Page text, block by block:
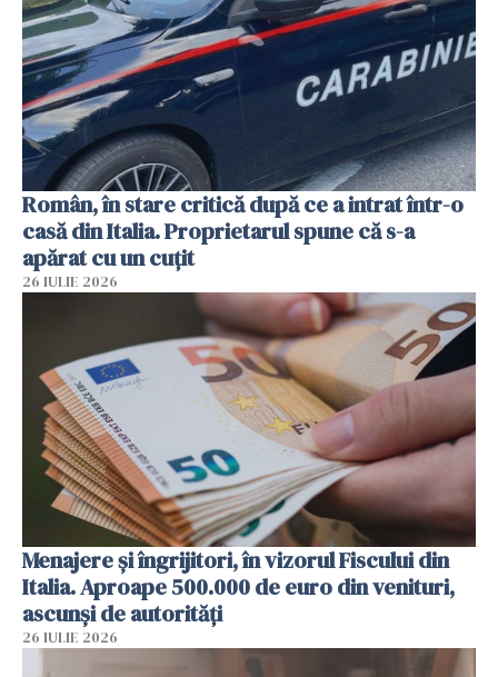
Român, în stare critică după ce a intrat într-o
casă din Italia. Proprietarul spune că s-a
apărat cu un cuțit
26 IULIE 2026
Menajere și îngrijitori, în vizorul Fiscului din
Italia. Aproape 500.000 de euro din venituri,
ascunși de autorități
26 IULIE 2026